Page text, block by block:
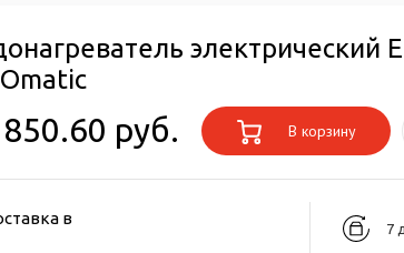
электрический
руб. В корзину
в
7